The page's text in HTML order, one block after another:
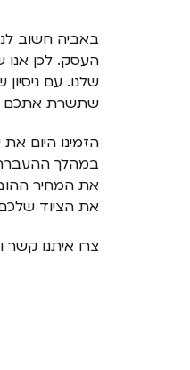
באביה חשוב
העסק. לכן אנו
שתשרת אתכם
הזמינו היום
במהלך
את המחיר
את הציוד
צרו איתנו קשר